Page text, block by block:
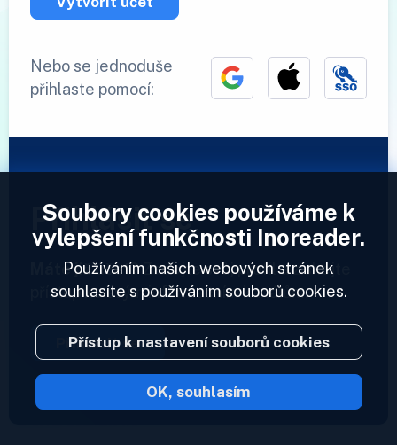
Nebo se jednoduše
přihlaste pomocí:
Přihlásit se
Máte již účet?Zadejte svůj profil a získejte
přístup ke svým informačním kanálům.
Přihlásit se
2023 © Inoreader
Soubory cookies používáme k
vylepšení funkčnosti Inoreader.
Používáním našich webových stránek
souhlasíte s používáním souborů cookies.
Přístup k nastavení souborů cookies
OK, souhlasím